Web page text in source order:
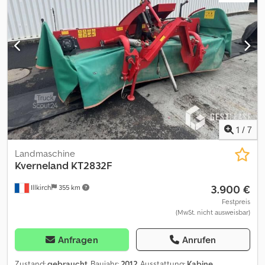
FörderleistungenVerschiebbar auf 45 cm / Umbau auf 75 cm
möglich,Lagerort:Kunde Djdpozdgvrefx Ah Djck
1 / 7
Illkirch 355 km
Landmaschine
Kverneland KT2832F
3.900 €
Festpreis
(MwSt. nicht ausweisbar)
Anfragen Anrufen